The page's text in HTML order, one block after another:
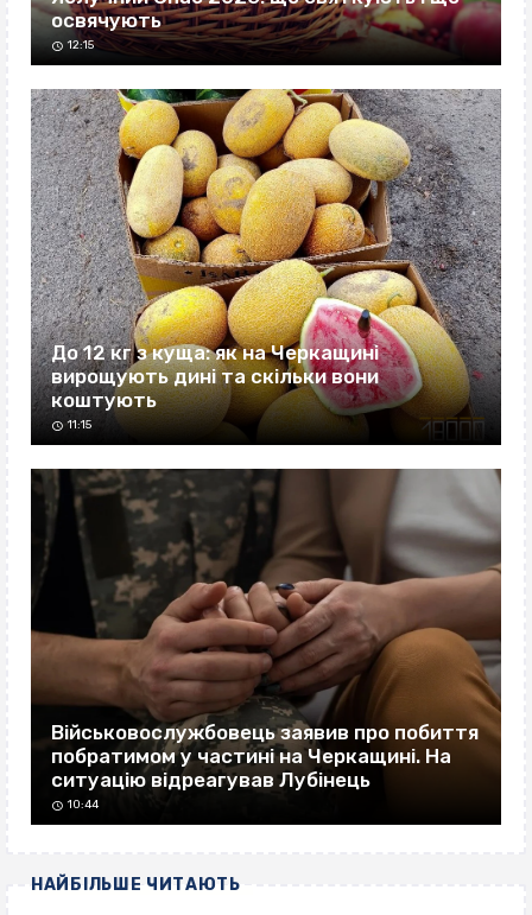
освячують
12:15
До 12 кг з куща: як на Черкащині
вирощують дині та скільки вони
коштують
11:15
Військовослужбовець заявив про побиття
побратимом у частині на Черкащині. На
ситуацію відреагував Лубінець
10:44
НАЙБІЛЬШЕ ЧИТАЮТЬ